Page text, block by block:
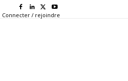
Connecter / rejoindre